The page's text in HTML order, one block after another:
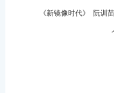
《新镜像时代》 阮